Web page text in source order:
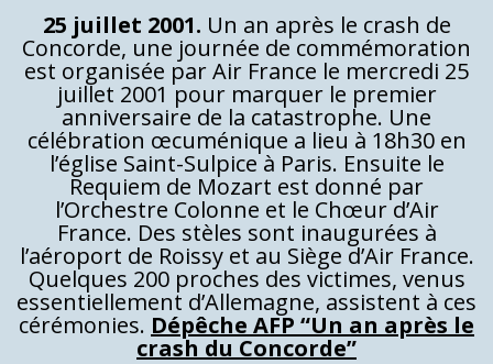
25 juillet 2001. Un an après le crash de
Concorde, une journée de commémoration
est organisée par Air France le mercredi 25
juillet 2001 pour marquer le premier
anniversaire de la catastrophe. Une
célébration œcuménique a lieu à 18h30 en
l’église Saint-Sulpice à Paris. Ensuite le
Requiem de Mozart est donné par
l’Orchestre Colonne et le Chœur d’Air
France. Des stèles sont inaugurées à
l’aéroport de Roissy et au Siège d’Air France.
Quelques 200 proches des victimes, venus
essentiellement d’Allemagne, assistent à ces
cérémonies. Dépêche AFP “Un an après le
crash du Concorde”